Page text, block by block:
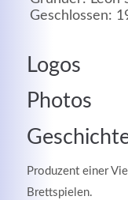
Geschlossen:
Logos
Photos
Produzent einer
Brettspielen.